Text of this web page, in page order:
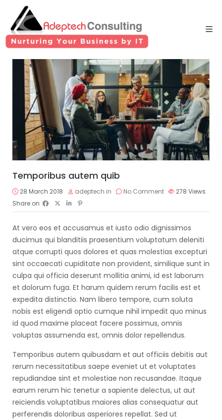
Temporibus autem quib
28 March 2018 adeptech.in No Comment 278 Views
Share on
At vero eos et accusamus et iusto odio dignissimos
ducimus qui blanditiis praesentium voluptatum deleniti
atque corrupti quos dolores et quas molestias excepturi
sint occaecati cupiditate non provident, similique sunt in
culpa qui officia deserunt mollitia animi, id est laborum
et dolorum fuga. Et harum quidem rerum facilis est et
expedita distinctio. Nam libero tempore, cum soluta
nobis est eligendi optio cumque nihil impedit quo minus
id quod maxime placeat facere possimus, omnis
voluptas assumenda est, omnis dolor repellendus.
Temporibus autem quibusdam et aut officiis debitis aut
rerum necessitatibus saepe eveniet ut et voluptates
repudiandae sint et molestiae non recusandae. Itaque
earum rerum hic tenetur a sapiente delectus, ut aut
reiciendis voluptatibus maiores alias consequatur aut
perferendis doloribus asperiores repellat. Sed ut